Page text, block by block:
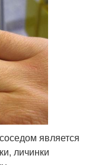
является
личинки